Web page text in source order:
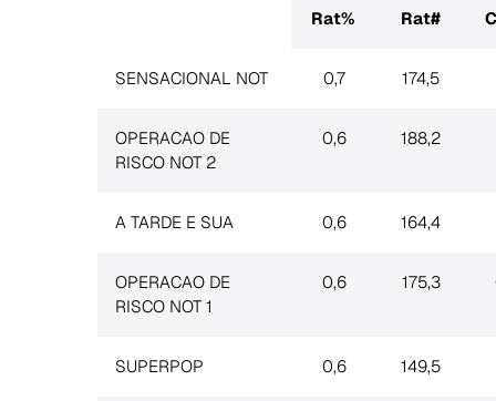
Rat% Rat#
SENSACIONAL NOT 0,7 174,5
OPERACAO DE
RISCO NOT 2
0,6 188,2
A TARDE E SUA 0,6 164,4
OPERACAO DE
RISCO NOT 1
0,6 175,3
SUPERPOP 0,6 149,5